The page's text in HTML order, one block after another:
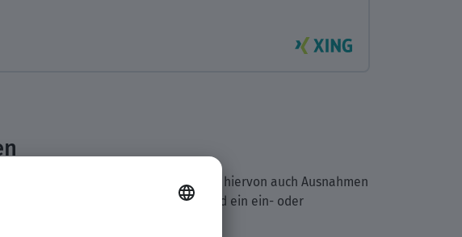
als Jurist zu arbeiten. Jedoch gibt es hiervon auch Ausnahmen
ist. Im Anschluss an das Studium wird ein ein- oder
ab.